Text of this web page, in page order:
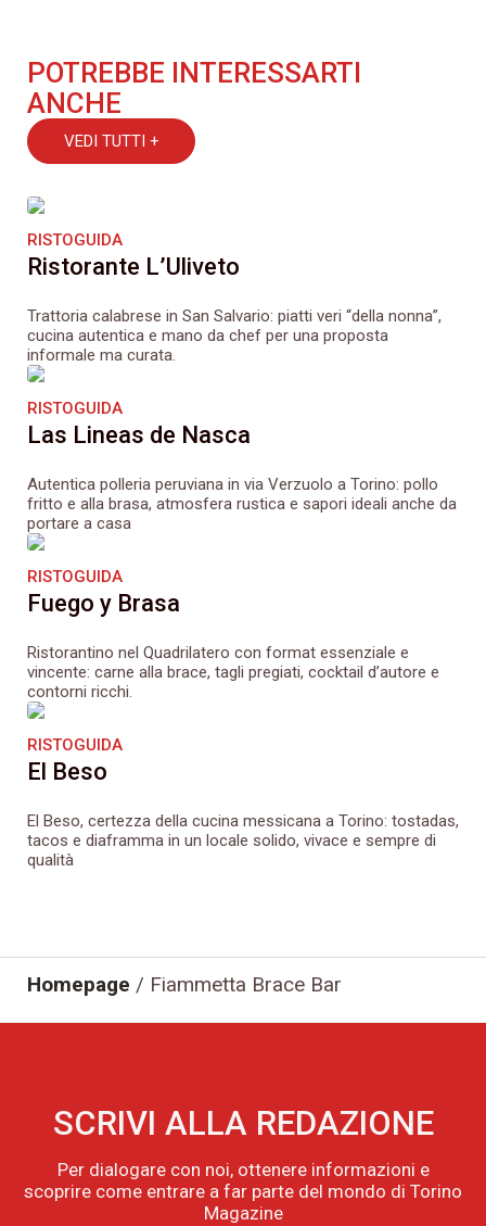
POTREBBE INTERESSARTI
ANCHE
VEDI TUTTI +
RISTOGUIDA
Ristorante L’Uliveto
Trattoria calabrese in San Salvario: piatti veri “della nonna”,
cucina autentica e mano da chef per una proposta
informale ma curata.
RISTOGUIDA
Las Lineas de Nasca
Autentica polleria peruviana in via Verzuolo a Torino: pollo
fritto e alla brasa, atmosfera rustica e sapori ideali anche da
portare a casa
RISTOGUIDA
Fuego y Brasa
Ristorantino nel Quadrilatero con format essenziale e
vincente: carne alla brace, tagli pregiati, cocktail d’autore e
contorni ricchi.
RISTOGUIDA
El Beso
El Beso, certezza della cucina messicana a Torino: tostadas,
tacos e diaframma in un locale solido, vivace e sempre di
qualità
Homepage / Fiammetta Brace Bar
SCRIVI ALLA REDAZIONE
Per dialogare con noi, ottenere informazioni e
scoprire come entrare a far parte del mondo di Torino
Magazine